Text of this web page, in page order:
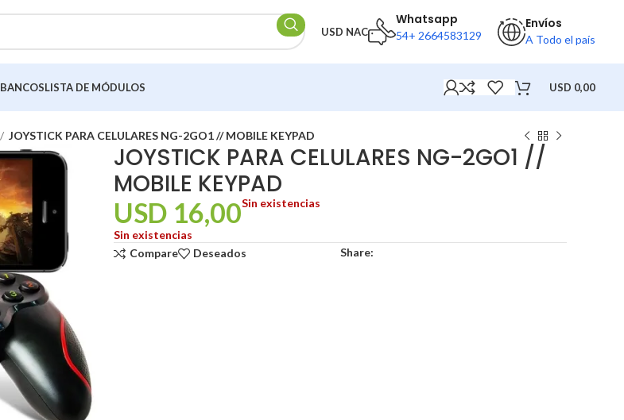
USD NAC
Whatsapp
54+ 2664583129
Envíos
A Todo el país
BANCOSLISTA DE MÓDULOS USD 0,00
JOYSTICK PARA CELULARES NG-2GO1 // MOBILE KEYPAD
JOYSTICK PARA CELULARES NG-2GO1 //
MOBILE KEYPAD
USD 16,00Sin existencias
Sin existencias
Compare
Deseados Share: